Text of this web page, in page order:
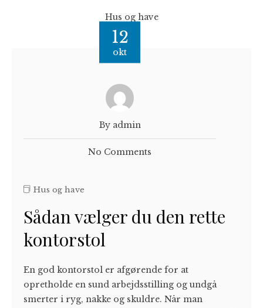
Hus og have
12
okt
By admin
No Comments
Hus og have
Sådan vælger du den rette
kontorstol
En god kontorstol er afgørende for at
opretholde en sund arbejdsstilling og undgå
smerter i ryg, nakke og skuldre. Når man